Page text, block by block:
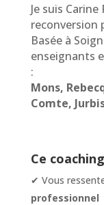
Je suis
reconversion
Basée à
enseignants
:
Mons,
Comte,
Ce
✔ Vous
professionnel